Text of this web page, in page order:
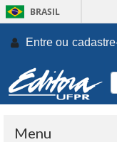
BRASIL
Entre ou
Menu